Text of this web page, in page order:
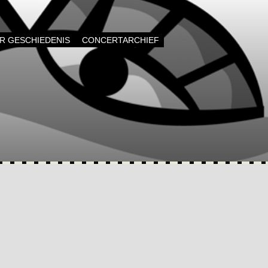
GESCHIEDENIS CONCERTARCHIEF